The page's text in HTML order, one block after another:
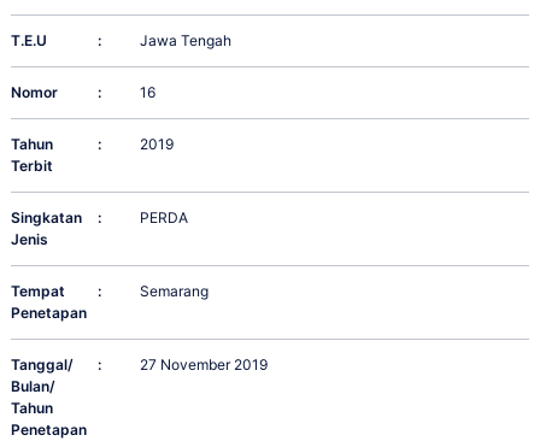
T.E.U : Jawa Tengah
Nomor : 16
Tahun
Terbit
: 2019
Singkatan
Jenis
: PERDA
Tempat
Penetapan
: Semarang
Tanggal/
Bulan/
Tahun
Penetapan
: 27 November 2019